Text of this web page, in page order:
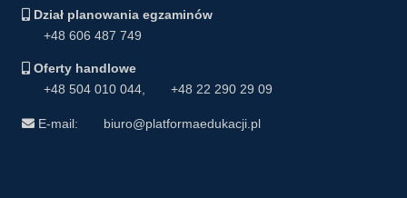
Dział planowania egzaminów
+48 606 487 749
Oferty handlowe
+48 504 010 044, +48 22 290 29 09
E-mail: biuro@platformaedukacji.pl